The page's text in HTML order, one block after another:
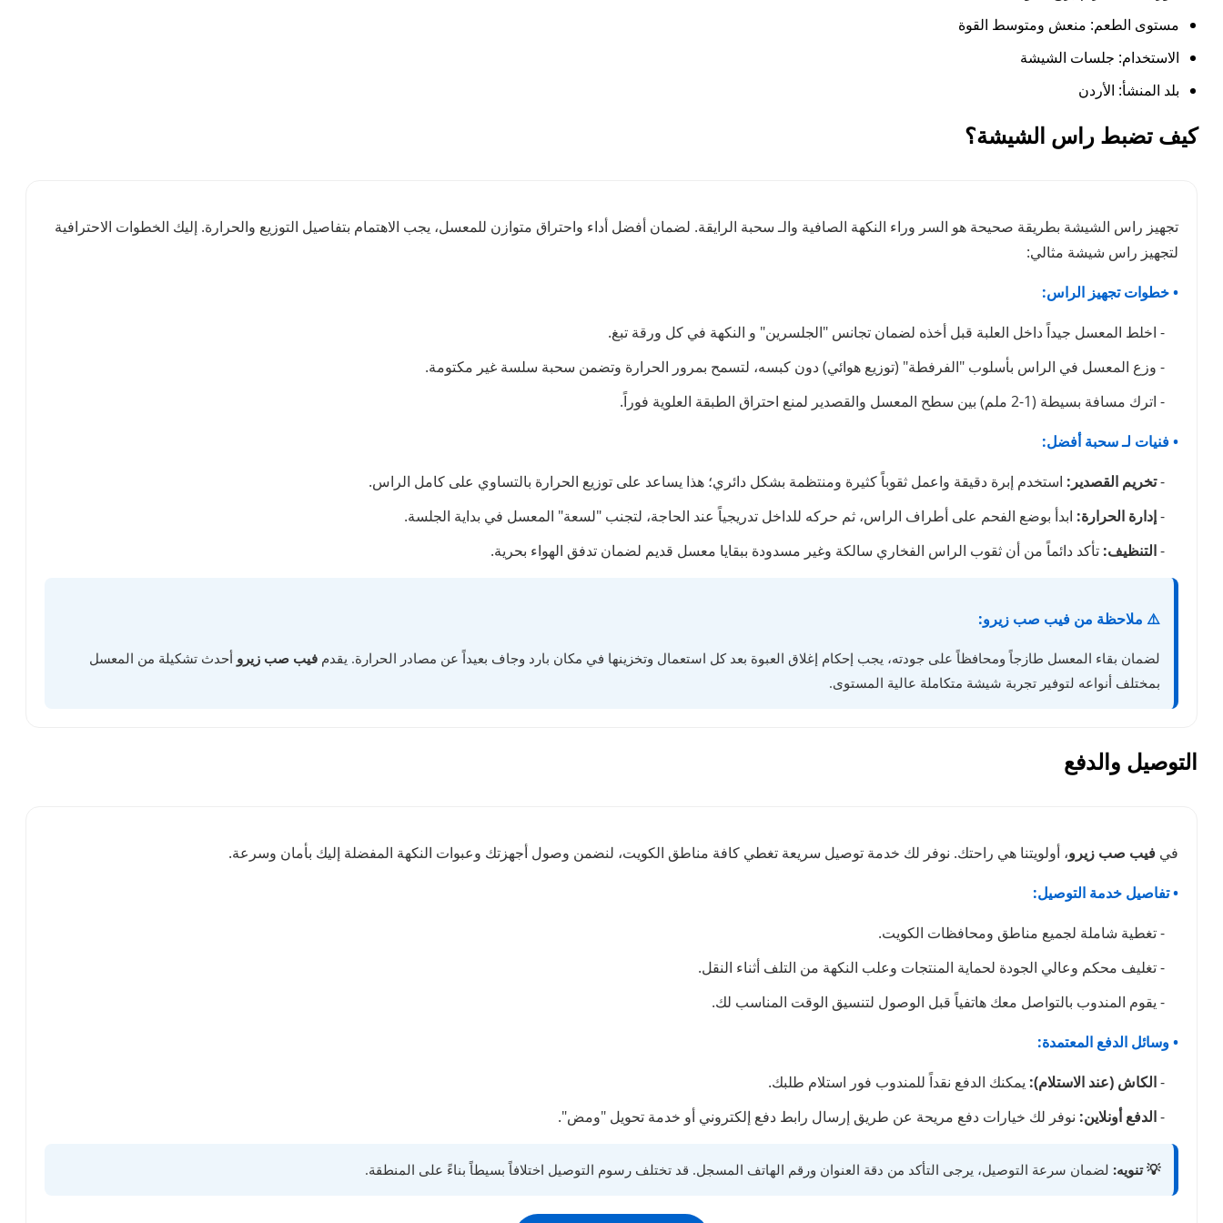
مستوى الطعم: منعش ومتوسط القوة
الاستخدام: جلسات الشيشة
بلد المنشأ: الأردن
كيف تضبط راس الشيشة؟
تجهيز راس الشيشة بطريقة صحيحة هو السر وراء النكهة الصافية والـ سحبة الرايقة. لضمان أفضل أداء واحتراق متوازن للمعسل، يجب الاهتمام بتفاصيل التوزيع والحرارة. إليك الخطوات الاحترافية
لتجهيز راس شيشة مثالي:
• خطوات تجهيز الراس:
- اخلط المعسل جيداً داخل العلبة قبل أخذه لضمان تجانس "الجلسرين" و النكهة في كل ورقة تبغ.
- وزع المعسل في الراس بأسلوب "الفرفطة" (توزيع هوائي) دون كبسه، لتسمح بمرور الحرارة وتضمن سحبة سلسة غير مكتومة.
- اترك مسافة بسيطة (1-2 ملم) بين سطح المعسل والقصدير لمنع احتراق الطبقة العلوية فوراً.
• فنيات لـ سحبة أفضل:
-تخريم القصدير: استخدم إبرة دقيقة واعمل ثقوباً كثيرة ومنتظمة بشكل دائري؛ هذا يساعد على توزيع الحرارة بالتساوي على كامل الراس.
-إدارة الحرارة: ابدأ بوضع الفحم على أطراف الراس، ثم حركه للداخل تدريجياً عند الحاجة، لتجنب "لسعة" المعسل في بداية الجلسة.
-التنظيف: تأكد دائماً من أن ثقوب الراس الفخاري سالكة وغير مسدودة ببقايا معسل قديم لضمان تدفق الهواء بحرية.
⚠️ ملاحظة من فيب صب زيرو:
لضمان بقاء المعسل طازجاً ومحافظاً على جودته، يجب إحكام إغلاق العبوة بعد كل استعمال وتخزينها في مكان بارد وجاف بعيداً عن مصادر الحرارة. يقدم فيب صب زيرو أحدث تشكيلة من المعسل
بمختلف أنواعه لتوفير تجربة شيشة متكاملة عالية المستوى.
التوصيل والدفع
في فيب صب زيرو، أولويتنا هي راحتك. نوفر لك خدمة توصيل سريعة تغطي كافة مناطق الكويت، لنضمن وصول أجهزتك وعبوات النكهة المفضلة إليك بأمان وسرعة.
• تفاصيل خدمة التوصيل:
- تغطية شاملة لجميع مناطق ومحافظات الكويت.
- تغليف محكم وعالي الجودة لحماية المنتجات وعلب النكهة من التلف أثناء النقل.
- يقوم المندوب بالتواصل معك هاتفياً قبل الوصول لتنسيق الوقت المناسب لك.
• وسائل الدفع المعتمدة:
-الكاش (عند الاستلام): يمكنك الدفع نقداً للمندوب فور استلام طلبك.
-الدفع أونلاين: نوفر لك خيارات دفع مريحة عن طريق إرسال رابط دفع إلكتروني أو خدمة تحويل "ومض".
💡 تنويه: لضمان سرعة التوصيل، يرجى التأكد من دقة العنوان ورقم الهاتف المسجل. قد تختلف رسوم التوصيل اختلافاً بسيطاً بناءً على المنطقة.